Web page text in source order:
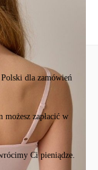
Polski dla zamówień
zapłacić w
Ci pieniądze.